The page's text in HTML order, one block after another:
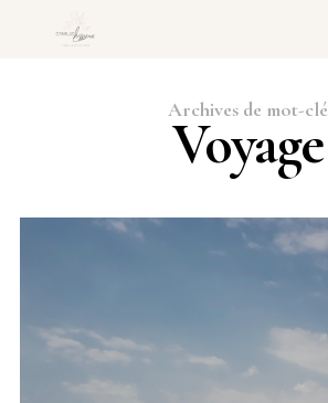
Archives de mot-clé
Voyage